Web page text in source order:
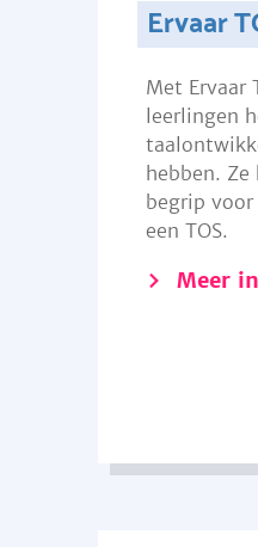
Ervaar
Met Ervaar
leerlingen
hebben.
begrip
een TOS.
Meer